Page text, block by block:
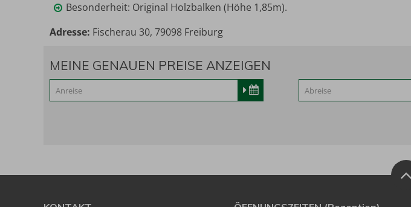
Besonderheit: Original Holzbalken (Höhe 1,85m).
Adresse: Fischerau 30, 79098 Freiburg
MEINE GENAUEN PREISE ANZEIGEN